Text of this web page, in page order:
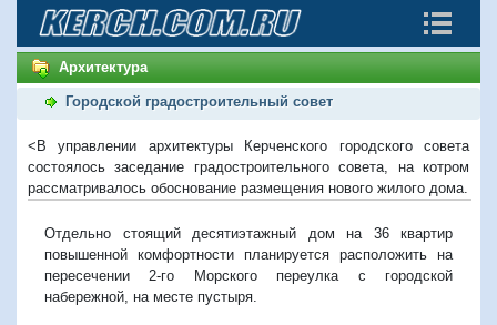
Архитектура
Городской градостроительный совет
<В управлении архитектуры Керченского городского совета
состоялось заседание градостроительного совета, на котром
рассматривалось обоснование размещения нового жилого дома.
Отдельно стоящий десятиэтажный дом на 36 квартир
повышенной комфортности планируется расположить на
пересечении 2-го Морского переулка с городской
набережной, на месте пустыря.